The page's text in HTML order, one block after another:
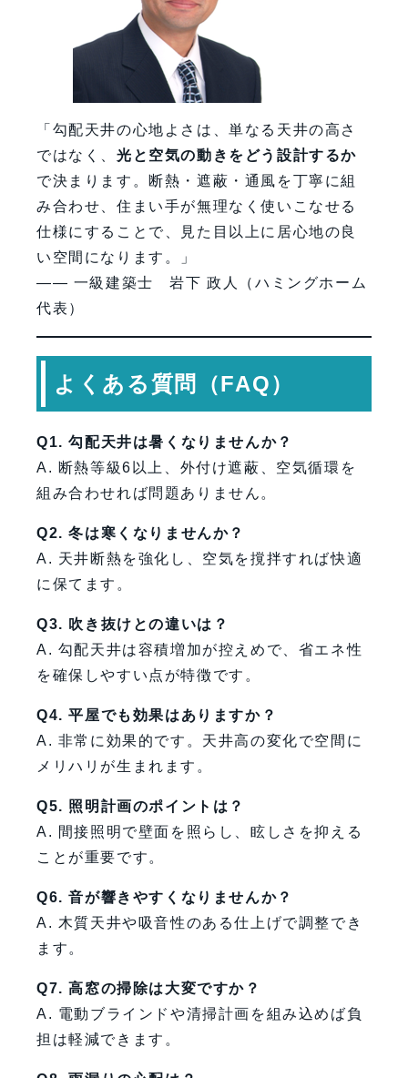
「勾配天井の心地よさは、単なる天井の高さ
ではなく、 光と空気の動きをどう設計するか
で決まります。断熱・遮蔽・通風を丁寧に組
み合わせ、住まい手が無理なく使いこなせる
仕様にすることで、見た目以上に居心地の良
い空間になります。」
―― 一級建築士 岩下 政人（ハミングホーム
代表）
よくある質問（FAQ）
Q1. 勾配天井は暑くなりませんか？
A. 断熱等級6以上、外付け遮蔽、空気循環を
組み合わせれば問題ありません。
Q2. 冬は寒くなりませんか？
A. 天井断熱を強化し、空気を撹拌すれば快適
に保てます。
Q3. 吹き抜けとの違いは？
A. 勾配天井は容積増加が控えめで、省エネ性
を確保しやすい点が特徴です。
Q4. 平屋でも効果はありますか？
A. 非常に効果的です。天井高の変化で空間に
メリハリが生まれます。
Q5. 照明計画のポイントは？
A. 間接照明で壁面を照らし、眩しさを抑える
ことが重要です。
Q6. 音が響きやすくなりませんか？
A. 木質天井や吸音性のある仕上げで調整でき
ます。
Q7. 高窓の掃除は大変ですか？
A. 電動ブラインドや清掃計画を組み込めば負
担は軽減できます。